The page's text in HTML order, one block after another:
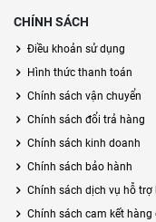
CHÍNH SÁCH
Điều khoản sử dụng
Hình thức thanh toán
Chính sách vận chuyển
Chính sách đổi trả hàng
Chính sách kinh doanh
Chính sách bảo hành
Chính sách dịch vụ hỗ trợ
Chính sách cam kết